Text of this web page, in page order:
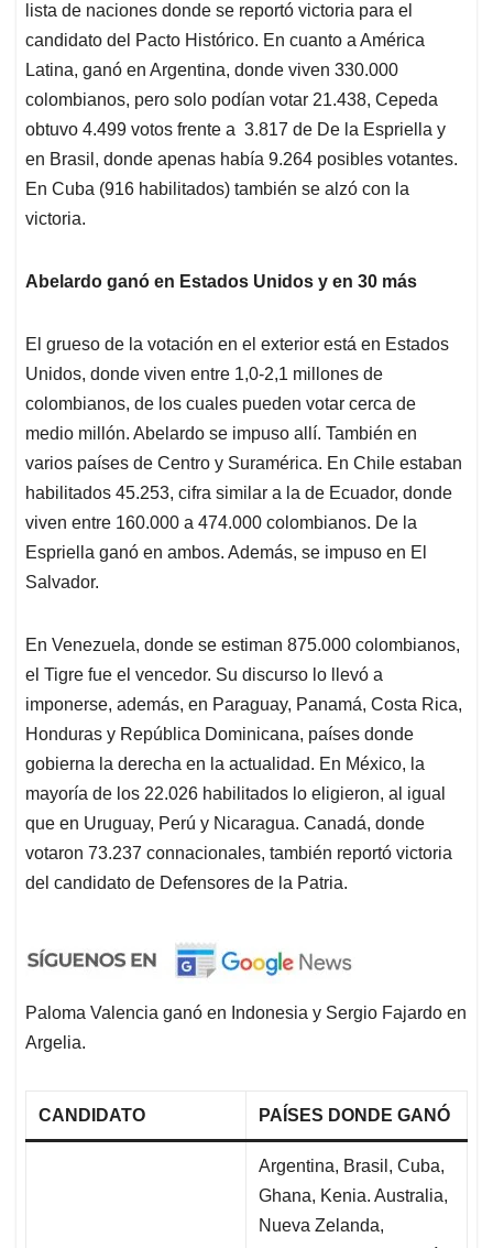
lista de naciones donde se reportó victoria para el
candidato del Pacto Histórico. En cuanto a América
Latina, ganó en Argentina, donde viven 330.000
colombianos, pero solo podían votar 21.438, Cepeda
obtuvo 4.499 votos frente a 3.817 de De la Espriella y
en Brasil, donde apenas había 9.264 posibles votantes.
En Cuba (916 habilitados) también se alzó con la
victoria.
Abelardo ganó en Estados Unidos y en 30 más
El grueso de la votación en el exterior está en Estados
Unidos, donde viven entre 1,0-2,1 millones de
colombianos, de los cuales pueden votar cerca de
medio millón. Abelardo se impuso allí. También en
varios países de Centro y Suramérica. En Chile estaban
habilitados 45.253, cifra similar a la de Ecuador, donde
viven entre 160.000 a 474.000 colombianos. De la
Espriella ganó en ambos. Además, se impuso en El
Salvador.
En Venezuela, donde se estiman 875.000 colombianos,
el Tigre fue el vencedor. Su discurso lo llevó a
imponerse, además, en Paraguay, Panamá, Costa Rica,
Honduras y República Dominicana, países donde
gobierna la derecha en la actualidad. En México, la
mayoría de los 22.026 habilitados lo eligieron, al igual
que en Uruguay, Perú y Nicaragua. Canadá, donde
votaron 73.237 connacionales, también reportó victoria
del candidato de Defensores de la Patria.
Paloma Valencia ganó en Indonesia y Sergio Fajardo en
Argelia.
CANDIDATO PAÍSES DONDE GANÓ
Argentina, Brasil, Cuba,
Ghana, Kenia. Australia,
Nueva Zelanda,